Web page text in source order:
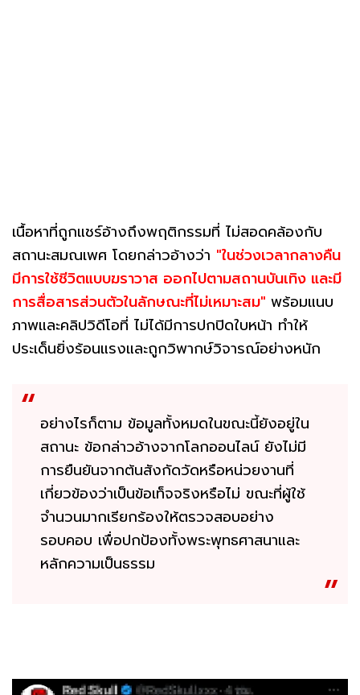
เนื้อหาที่ถูกแชร์อ้างถึงพฤติกรรมที่ ไม่สอดคล้องกับ
สถานะสมณเพศ โดยกล่าวอ้างว่า "ในช่วงเวลากลางคืน
มีการใช้ชีวิตแบบฆราวาส ออกไปตามสถานบันเทิง และมี
การสื่อสารส่วนตัวในลักษณะที่ไม่เหมาะสม" พร้อมแนบ
ภาพและคลิปวิดีโอที่ ไม่ได้มีการปกปิดใบหน้า ทำให้
ประเด็นยิ่งร้อนแรงและถูกวิพากษ์วิจารณ์อย่างหนัก
อย่างไรก็ตาม ข้อมูลทั้งหมดในขณะนี้ยังอยู่ใน
สถานะ ข้อกล่าวอ้างจากโลกออนไลน์ ยังไม่มี
การยืนยันจากต้นสังกัดวัดหรือหน่วยงานที่
เกี่ยวข้องว่าเป็นข้อเท็จจริงหรือไม่ ขณะที่ผู้ใช้
จำนวนมากเรียกร้องให้ตรวจสอบอย่าง
รอบคอบ เพื่อปกป้องทั้งพระพุทธศาสนาและ
หลักความเป็นธรรม